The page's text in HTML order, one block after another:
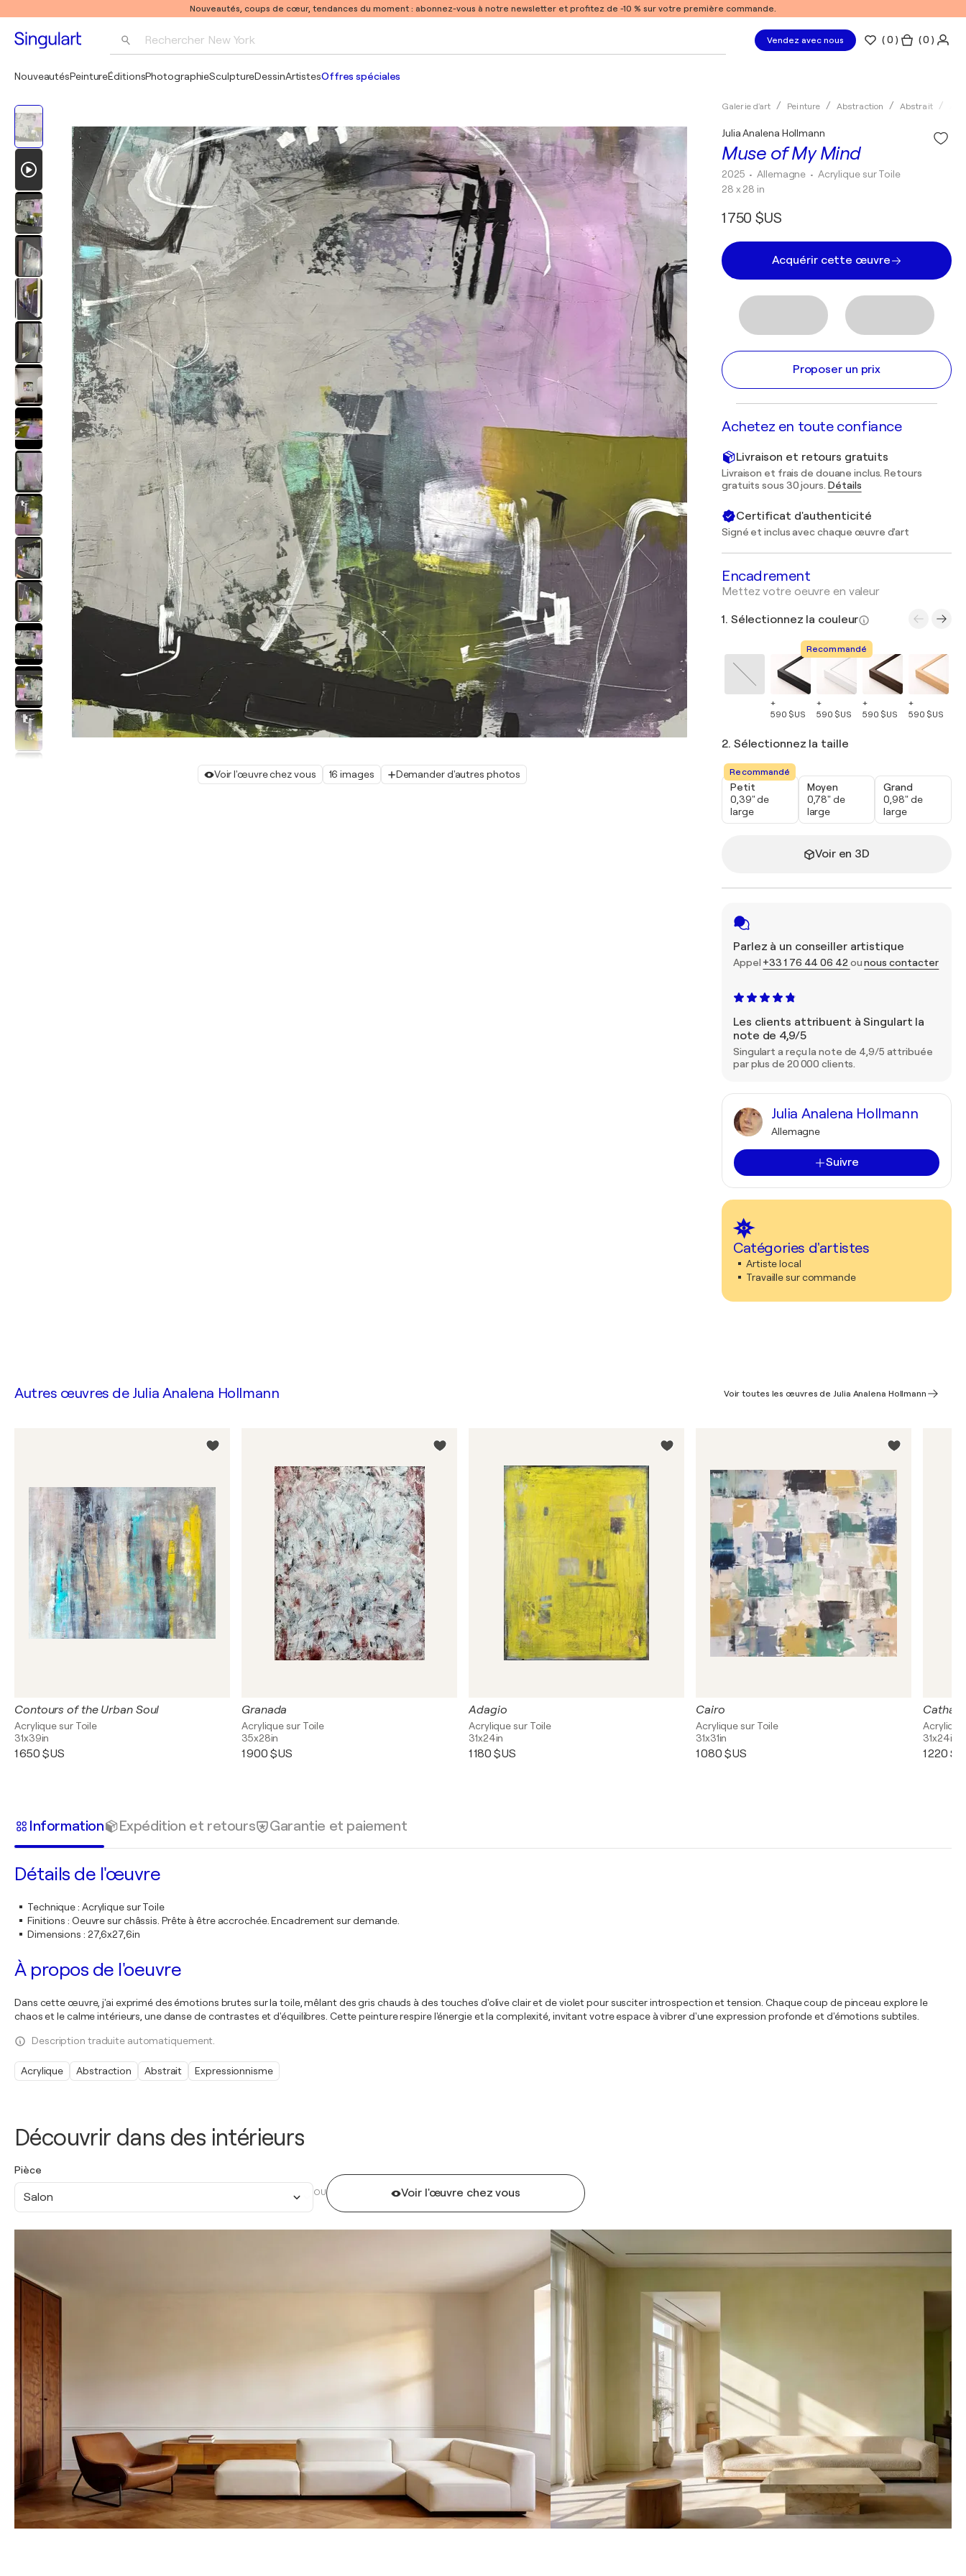
Nouveautés, coups de cœur, tendances du moment : abonnez-vous à notre newsletter et profitez de -10 % sur votre première commande.
Rechercher New York
Pablo Picasso
Vendez avec nous (0 ) ( 0 )
NouveautésPeintureÉditionsPhotographieSculptureDessinArtistesOffres spéciales
Voir l'œuvre chez vous 16 images Demander d'autres photos
Galerie d'art Peinture Abstraction Abstrait
Muse of My Mind
Julia Analena Hollmann
2025 • Allemagne • Acrylique sur Toile
28 x 28 in
1 750 $US
Acquérir cette œuvre
Proposer un prix
Achetez en toute confiance
Livraison et retours gratuits
Livraison et frais de douane inclus. Retours
gratuits sous 30 jours. Détails
Certificat d'authenticité
Signé et inclus avec chaque œuvre d'art
Encadrement
Mettez votre oeuvre en valeur
1. Sélectionnez la couleur
+
590 $US
Recommandé
+
590 $US
+
590 $US
+
590 $US
2. Sélectionnez la taille
Recommandé
Petit
0,39" de
large
Moyen
0,78" de
large
Grand
0,98" de
large
Voir en 3D
Parlez à un conseiller artistique
Appel +33 1 76 44 06 42 ounous contacter
Les clients attribuent à Singulart la
note de 4,9/5
Singulart a reçu la note de 4,9/5 attribuée
par plus de 20 000 clients.
Julia Analena Hollmann
Allemagne
Suivre
Catégories d'artistes
Artiste local
Travaille sur commande
Découvrir dans des intérieurs
Pièce
Salon OU Voir l'œuvre chez vous
Autres œuvres de Julia Analena Hollmann Voir toutes les œuvres de Julia Analena Hollmann
Contours of the Urban Soul
Acrylique sur Toile
31x39in
1 650 $US
Granada
Acrylique sur Toile
35x28in
1 900 $US
Adagio
Acrylique sur Toile
31x24in
1 180 $US
Cairo
Acrylique sur Toile
31x31in
1 080 $US
31x24in
1 220
Information Expédition et retours Garantie et paiement
Détails de l'œuvre
Technique: Acrylique sur Toile
Finitions : Oeuvre sur châssis. Prête à être accrochée. Encadrement sur demande.
Dimensions : 27,6x27,6in
À propos de l'oeuvre
Dans cette œuvre, j'ai exprimé des émotions brutes sur la toile, mêlant des gris chauds à des touches d'olive clair et de violet pour susciter introspection et tension. Chaque coup de pinceau explore le
chaos et le calme intérieurs, une danse de contrastes et d'équilibres. Cette peinture respire l'énergie et la complexité, invitant votre espace à vibrer d'une expression profonde et d'émotions subtiles.
Description traduite automatiquement.
Acrylique Abstraction Abstrait Expressionnisme